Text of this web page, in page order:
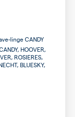
linge CANDY
HOOVER,
ROSIERES,
BLUESKY,